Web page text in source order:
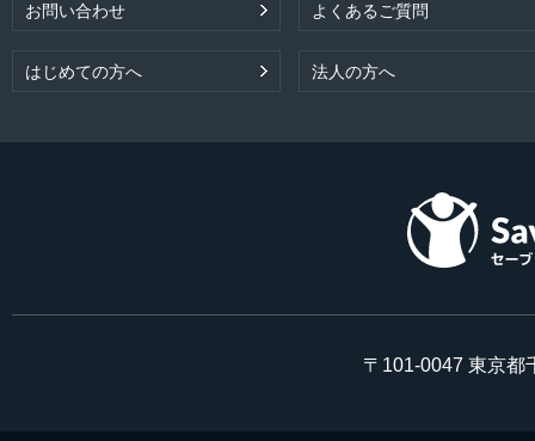
お問い合わせ よくあるご質問
はじめての方へ 法人の方へ
〒101-0047 東京都